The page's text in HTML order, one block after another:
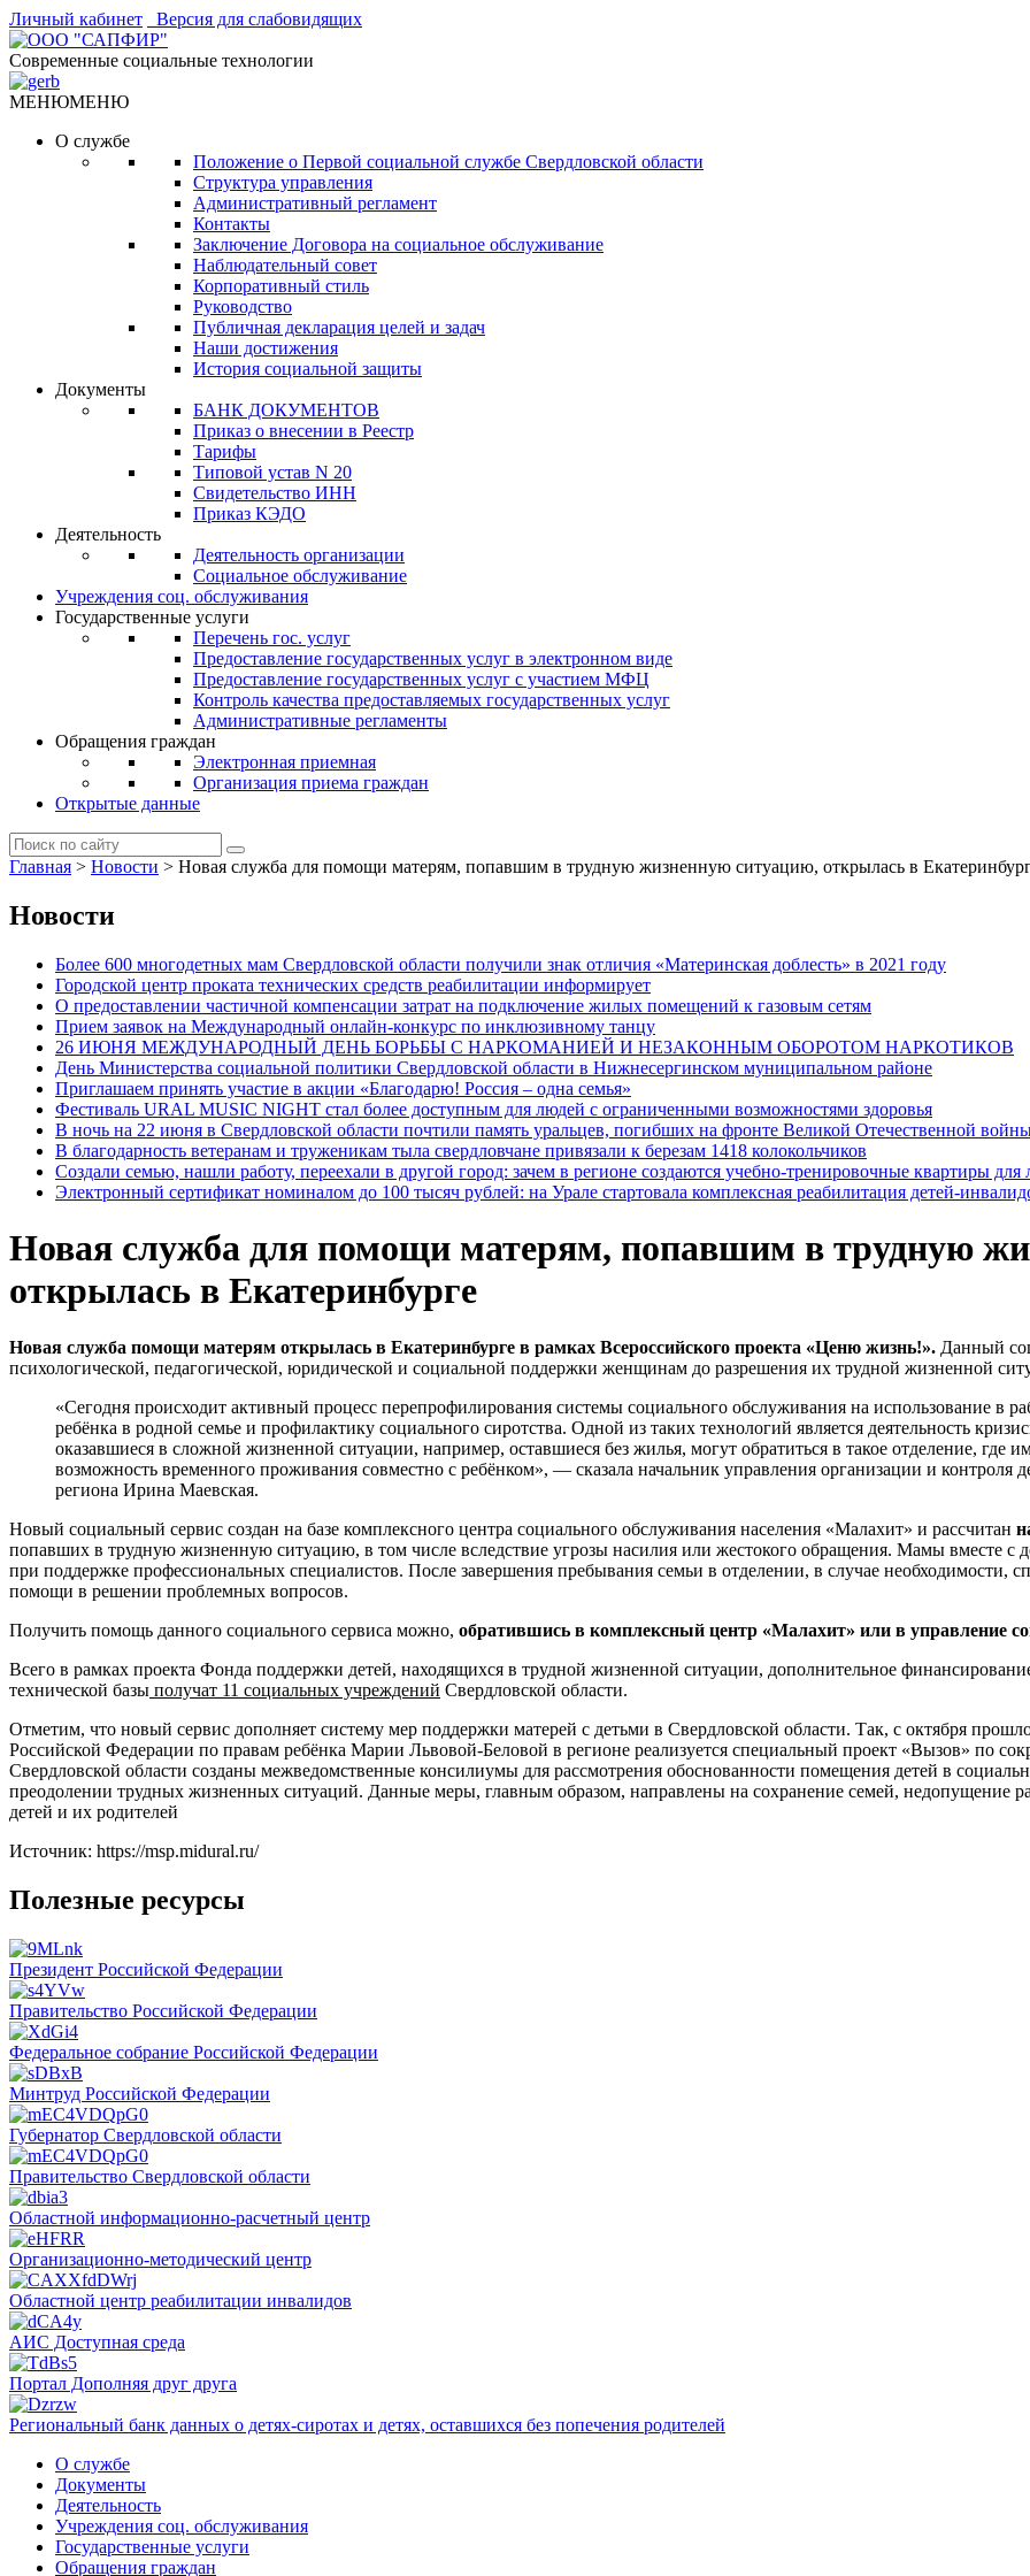
Личный кабинет Версия для слабовидящих
Современные социальные технологии
МЕНЮМЕНЮ
О службе
Положение о Первой социальной службе Свердловской области
Структура управления
Административный регламент
Контакты
Заключение Договора на социальное обслуживание
Наблюдательный совет
Корпоративный стиль
Руководство
Публичная декларация целей и задач
Наши достижения
История социальной защиты
Документы
БАНК ДОКУМЕНТОВ
Приказ о внесении в Реестр
Тарифы
Типовой устав N 20
Свидетельство ИНН
Приказ КЭДО
Деятельность
Деятельность организации
Социальное обслуживание
Учреждения соц. обслуживания
Государственные услуги
Перечень гос. услуг
Предоставление государственных услуг в электронном виде
Предоставление государственных услуг с участием МФЦ
Контроль качества предоставляемых государственных услуг
Административные регламенты
Обращения граждан
Электронная приемная
Организация приема граждан
Открытые данные
Главная > Новости > Новая служба для помощи матерям, попавшим в трудную жизненную ситуацию, открылась в
Новости
Более 600 многодетных мам Свердловской области получили знак отличия «Материнская доблесть» в 2021 году
Городской центр проката технических средств реабилитации информирует
О предоставлении частичной компенсации затрат на подключение жилых помещений к газовым сетям
Прием заявок на Международный онлайн-конкурс по инклюзивному танцу
26 ИЮНЯ МЕЖДУНАРОДНЫЙ ДЕНЬ БОРЬБЫ С НАРКОМАНИЕЙ И НЕЗАКОННЫМ ОБОРОТОМ НАРКОТИКОВ
День Министерства социальной политики Свердловской области в Нижнесергинском муниципальном районе
Приглашаем принять участие в акции «Благодарю! Россия – одна семья»
Фестиваль URAL MUSIC NIGHT стал более доступным для людей с ограниченными возможностями здоровья
В ночь на 22 июня в Свердловской области почтили память уральцев, погибших на фронте Великой Отечественной
В благодарность ветеранам и труженикам тыла свердловчане привязали к березам 1418 колокольчиков
Создали семью, нашли работу, переехали в другой город: зачем в регионе создаются учебно-тренировочные квартиры
Электронный сертификат номиналом до 100 тысяч рублей: на Урале стартовала комплексная реабилитация детей-
Новая служба для помощи матерям, попавшим в трудную
открылась в Екатеринбурге
Новая служба помощи матерям открылась в Екатеринбурге в рамках Всероссийского проекта «Ценю жизнь!». Данный
психологической, педагогической, юридической и социальной поддержки женщинам до разрешения их трудной жизненной
«Сегодня происходит активный процесс перепрофилирования системы социального обслуживания на использование в
ребёнка в родной семье и профилактику социального сиротства. Одной из таких технологий является деятельность
оказавшиеся в сложной жизненной ситуации, например, оставшиеся без жилья, могут обратиться в такое отделение, где
возможность временного проживания совместно с ребёнком», — сказала начальник управления организации и контроля
региона Ирина Маевская.
Новый социальный сервис создан на базе комплексного центра социального обслуживания населения «Малахит» и рассчитан
попавших в трудную жизненную ситуацию, в том числе вследствие угрозы насилия или жестокого обращения. Мамы вместе с
при поддержке профессиональных специалистов. После завершения пребывания семьи в отделении, в случае необходимости,
помощи в решении проблемных вопросов.
Получить помощь данного социального сервиса можно, обратившись в комплексный центр «Малахит» или в управление
Всего в рамках проекта Фонда поддержки детей, находящихся в трудной жизненной ситуации, дополнительное
технической базы получат 11 социальных учреждений Свердловской области.
Отметим, что новый сервис дополняет систему мер поддержки матерей с детьми в Свердловской области. Так, с октября
Российской Федерации по правам ребёнка Марии Львовой-Беловой в регионе реализуется специальный проект «Вызов» по
Свердловской области созданы межведомственные консилиумы для рассмотрения обоснованности помещения детей в
преодолении трудных жизненных ситуаций. Данные меры, главным образом, направлены на сохранение семей, недопущение
детей и их родителей
Источник: https://msp.midural.ru/
Полезные ресурсы
Президент Российской Федерации
Правительство Российской Федерации
Федеральное собрание Российской Федерации
Минтруд Российской Федерации
Губернатор Свердловской области
Правительство Свердловской области
Областной информационно-расчетный центр
Организационно-методический центр
Областной центр реабилитации инвалидов
АИС Доступная среда
Портал Дополняя друг друга
Региональный банк данных о детях-сиротах и детях, оставшихся без попечения родителей
О службе
Документы
Деятельность
Учреждения соц. обслуживания
Государственные услуги
Обращения граждан